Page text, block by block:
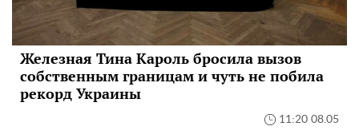
Железная Тина Кароль бросила вызов
собственным границам и чуть не побила
рекорд Украины
11:20 08.05